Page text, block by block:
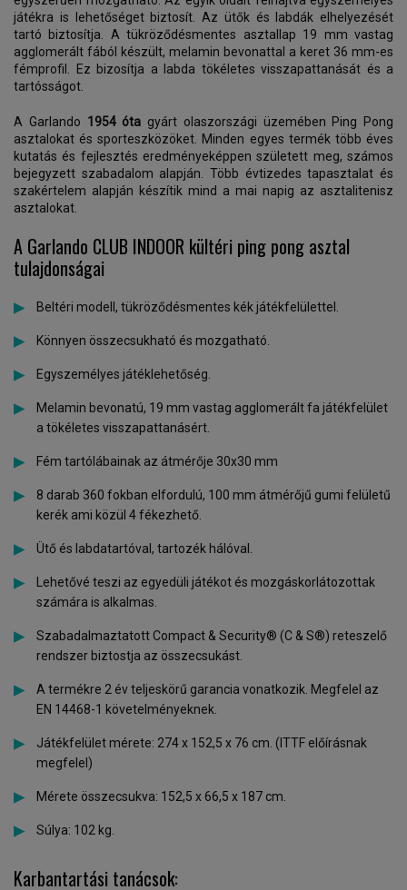
játékra is lehetőséget biztosít. Az ütők és labdák elhelyezését
tartó biztosítja. A tükröződésmentes asztallap 19 mm vastag
agglomerált fából készült, melamin bevonattal a keret 36 mm-es
fémprofil. Ez bizosítja a labda tökéletes visszapattanását és a
tartósságot.
A Garlando 1954 óta gyárt olaszországi üzemében Ping Pong
asztalokat és sporteszközöket. Minden egyes termék több éves
kutatás és fejlesztés eredményeképpen született meg, számos
bejegyzett szabadalom alapján. Több évtizedes tapasztalat és
szakértelem alapján készítik mind a mai napig az asztalitenisz
asztalokat.
A Garlando CLUB INDOOR kültéri ping pong asztal
tulajdonságai
Beltéri modell, tükröződésmentes kék játékfelülettel.
Könnyen összecsukható és mozgatható.
Egyszemélyes játéklehetőség.
Melamin bevonatú, 19 mm vastag agglomerált fa játékfelület
a tökéletes visszapattanásért.
Fém tartólábainak az átmérője 30x30 mm
8 darab 360 fokban elfordulú, 100 mm átmérőjű gumi felületű
kerék ami közül 4 fékezhető.
Ütő és labdatartóval, tartozék hálóval.
Lehetővé teszi az egyedüli játékot és mozgáskorlátozottak
számára is alkalmas.
Szabadalmaztatott Compact & Security® (C & S®) reteszelő
rendszer biztostja az összecsukást.
A termékre 2 év teljeskörű garancia vonatkozik. Megfelel az
EN 14468-1 követelményeknek.
Játékfelület mérete: 274 x 152,5 x 76 cm. (ITTF előírásnak
megfelel)
Mérete összecsukva: 152,5 x 66,5 x 187 cm.
Súlya: 102 kg.
Karbantartási tanácsok: